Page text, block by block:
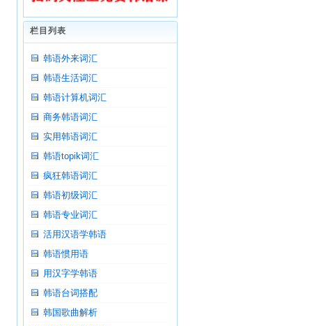
栏目列表
韩语外来词汇
韩语生活词汇
韩语计算机词汇
商务韩语词汇
实用韩语词汇
韩语topik词汇
疯狂韩语词汇
韩语初级词汇
韩语专业词汇
活用汉语学韩语
韩语惯用语
用汉字学韩语
韩语台词搭配
韩国歌曲解析